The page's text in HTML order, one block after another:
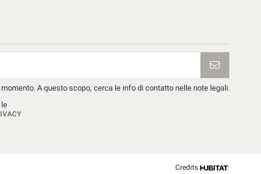
A questo scopo, cerca le info di contatto nelle note legali.
Credits